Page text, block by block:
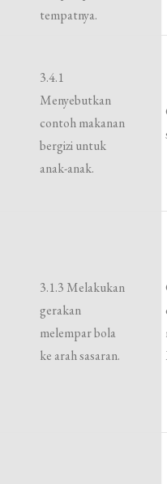
tempatnya.
3.4.1
Menyebutkan
contoh makanan
bergizi untuk
anak-anak.
3.1.3 Melakukan
gerakan
melempar bola
ke arah sasaran.